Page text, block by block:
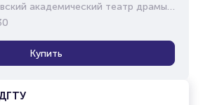
академический театр драмы им. М.Горького
Купить